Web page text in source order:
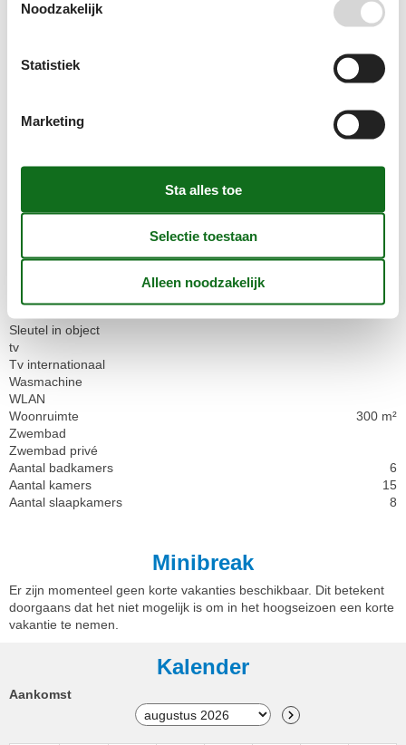
BBQ
Dsl
Koelkast
Magnetron
Sleutel in object
tv
Tv internationaal
Wasmachine
WLAN
Woonruimte
300 m²
Zwembad
Zwembad privé
Aantal badkamers
6
Aantal kamers
15
Aantal slaapkamers
8
Minibreak
Er zijn momenteel geen korte vakanties beschikbaar. Dit betekent
doorgaans dat het niet mogelijk is om in het hoogseizoen een korte
vakantie te nemen.
Kalender
Aankomst
Noodzakelijk
Statistiek
Marketing